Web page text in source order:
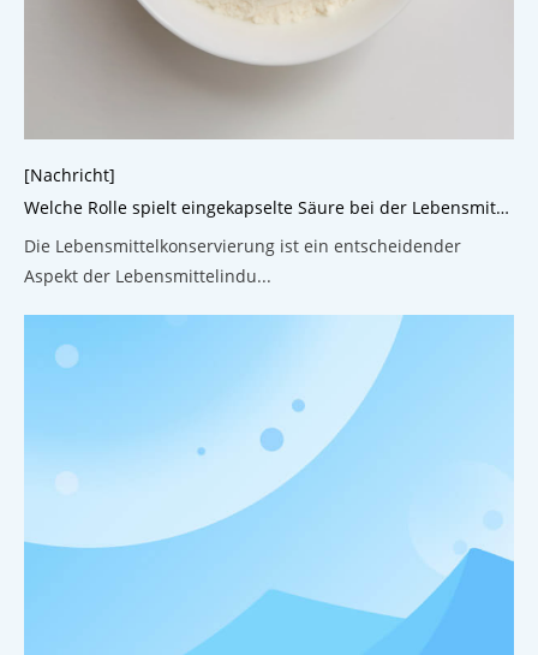
[Nachricht]
Welche Rolle spielt eingekapselte Säure bei der Lebensmittelkonservierung?
Die Lebensmittelkonservierung ist ein entscheidender
Aspekt der Lebensmittelindu...